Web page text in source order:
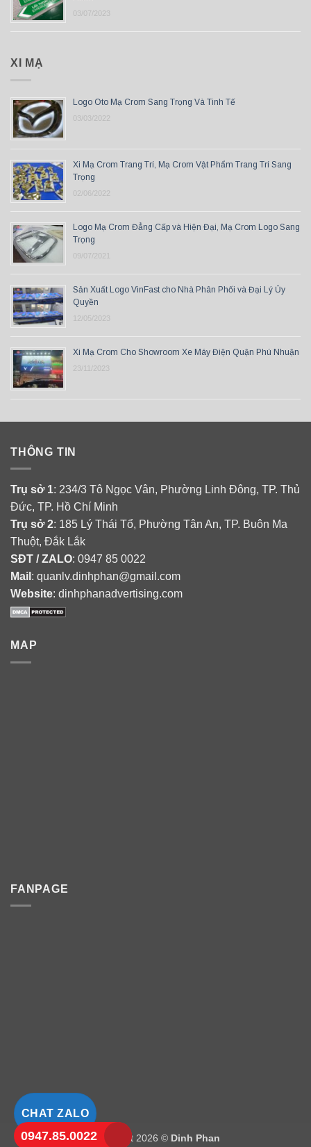
CHAT ZALO
0947.85.0022
03/07/2023
XI MẠ
Logo Oto Mạ Crom Sang Trọng Và Tinh Tế
03/03/2022
Xi Mạ Crom Trang Trí, Mạ Crom Vật Phẩm Trang Trí Sang
Trọng
02/06/2022
Logo Mạ Crom Đẳng Cấp và Hiện Đại, Mạ Crom Logo Sang
Trọng
09/07/2021
Sản Xuất Logo VinFast cho Nhà Phân Phối và Đại Lý Ủy
Quyền
12/05/2023
Xi Mạ Crom Cho Showroom Xe Máy Điện Quận Phú Nhuận
23/11/2023
THÔNG TIN
Trụ sở 1: 234/3 Tô Ngọc Vân, Phường Linh Đông, TP. Thủ
Đức, TP. Hồ Chí Minh
Trụ sở 2: 185 Lý Thái Tổ, Phường Tân An, TP. Buôn Ma
Thuột, Đắk Lắk
SĐT / ZALO: 0947 85 0022
Mail : quanlv.dinhphan@gmail.com
Website: dinhphanadvertising.com
MAP
FANPAGE
Copyright 2026 © Dinh Phan